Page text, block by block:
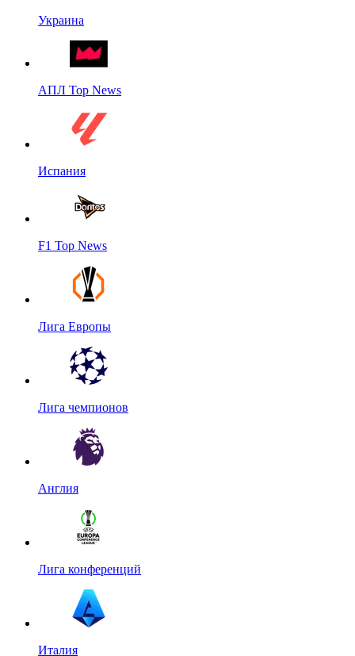
Украина
АПЛ Top News
Испания
F1 Top News
Лига Европы
Лига чемпионов
Англия
Лига конференций
Италия